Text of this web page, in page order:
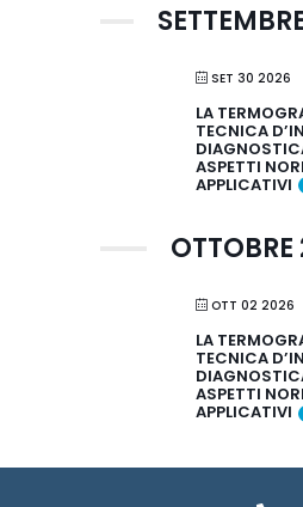
SET 30 2026
LA
TECNICA
ASPETTI
APPLICATIVI
OTT 02 2026
LA
TECNICA
ASPETTI
APPLICATIVI